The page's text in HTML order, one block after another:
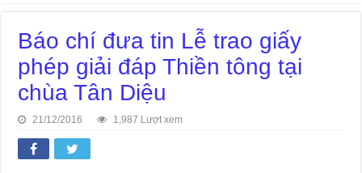
Báo chí đưa tin Lễ trao giấy
phép giải đáp Thiền tông tại
chùa Tân Diệu
21/12/2016 1,987 Lượt xem